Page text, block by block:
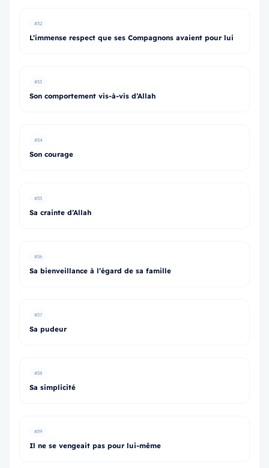
#32
L’immense respect que ses Compagnons avaient pour lui
#33
Son comportement vis-à-vis d’Allah
#34
Son courage
#35
Sa crainte d’Allah
#36
Sa bienveillance à l’égard de sa famille
#37
Sa pudeur
#38
Sa simplicité
#39
Il ne se vengeait pas pour lui-même